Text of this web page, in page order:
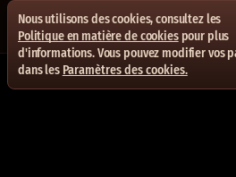
Nous utilisons des cookies, consultez les
Politique en matière de cookiespour plus
d'informations. Vous pouvez modifier vos
dans les Paramètres des cookies.